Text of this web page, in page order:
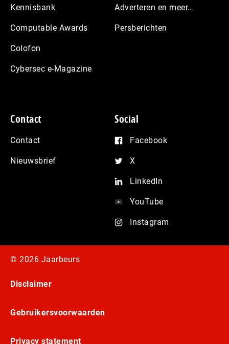
Kennisbank
Computable Awards
Colofon
Cybersec e-Magazine
Adverteren en meer…
Persberichten
Contact
Contact
Nieuwsbrief
Social
Facebook
X
LinkedIn
YouTube
Instagram
© 2026 Jaarbeurs
Disclaimer
Gebruikersvoorwaarden
Privacy statement